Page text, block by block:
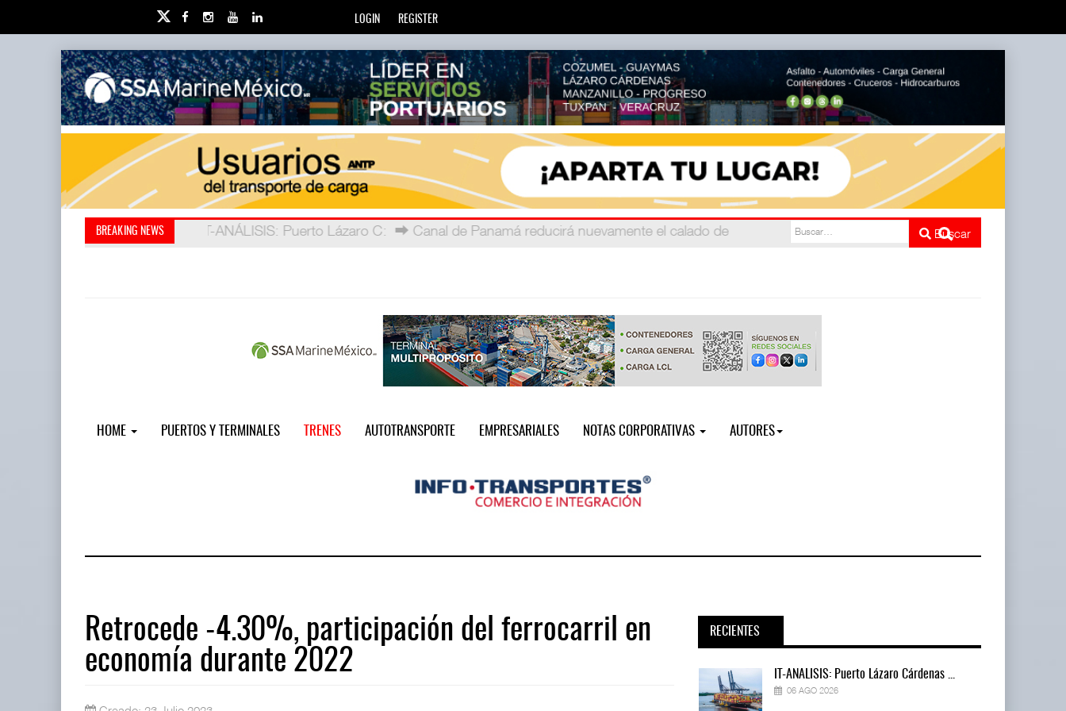
LOGIN REGISTER
BREAKING NEWS IT-ANÁLISIS: Puerto Lázaro C
La ATTRAPI licita red de telec : La Agencia de Trenes y Transporte Público Integrado
Buscar
HOME PUERTOS Y TERMINALES TRENES AUTOTRANSPORTE EMPRESARIALES NOTAS CORPORATIVAS AUTORES
Retrocede -4.30%, participación del ferrocarril en
economía durante 2022
RECIENTES
IT-ANÁLISIS: Puerto Lázaro Cárdenas ... IT-ANÁLISIS: Puerto Lázaro Cárdenas ...
06 AGO 2026